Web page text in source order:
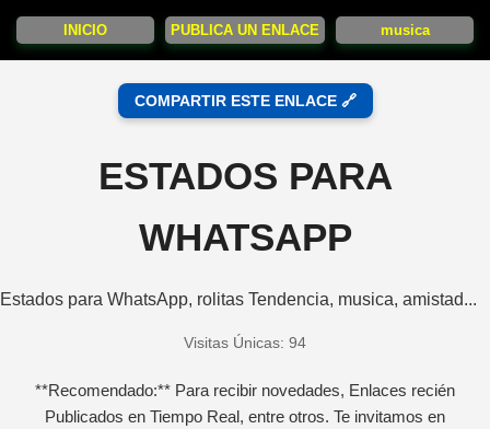
INICIO PUBLICA UN ENLACE musica
COMPARTIR ESTE ENLACE 🔗
ESTADOS PARA
WHATSAPP
Estados para WhatsApp, rolitas Tendencia, musica, amistad...
Visitas Únicas: 94
**Recomendado:** Para recibir novedades, Enlaces recién
Publicados en Tiempo Real, entre otros. Te invitamos en